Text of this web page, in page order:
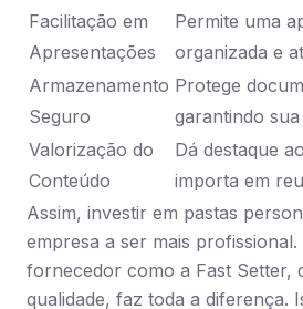
Facilitação em
Apresentações
Permite uma
organizada e
Armazenamento
Seguro
Protege
garantindo
Valorização do
Conteúdo
Dá destaque
importa em
Assim, investir em pastas
empresa a ser mais
fornecedor como a Fast Setter,
qualidade, faz toda a diferença.